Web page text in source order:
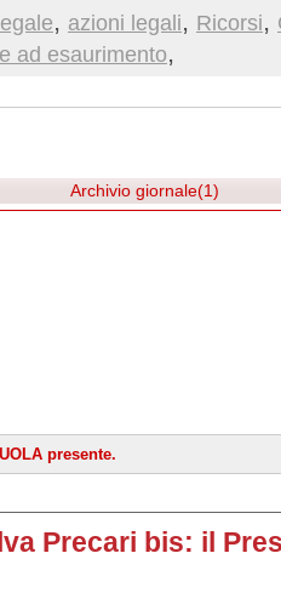
, azioni legali, Ricorsi,
ad esaurimento,
Archivio giornale(1)
presente.
Precari bis: il